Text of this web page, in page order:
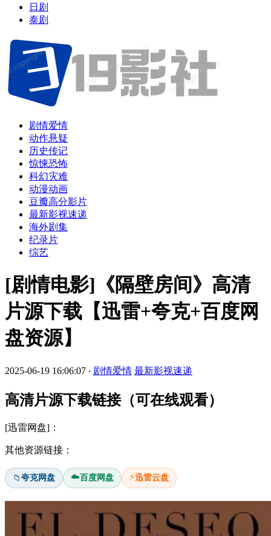
日剧
泰剧
剧情爱情
动作悬疑
历史传记
惊悚恐怖
科幻灾难
动漫动画
豆瓣高分影片
最新影视速递
海外剧集
纪录片
综艺
[剧情电影]《隔壁房间》高清
片源下载【迅雷+夸克+百度网
盘资源】
2025-06-19 16:06:07 · 剧情爱情 最新影视速递
高清片源下载链接（可在线观看）
[迅雷网盘]：
其他资源链接：
📁夸克网盘 ☁️百度网盘 ⚡迅雷云盘